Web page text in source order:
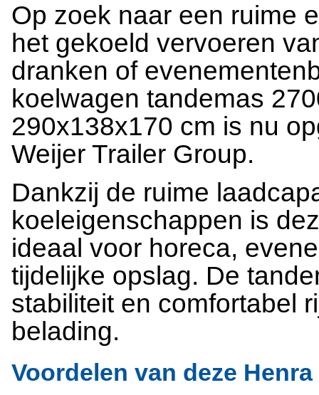
Op zoek naar een ruime
het gekoeld vervoeren
dranken of
koelwagen tandemas
290x138x170 cm is nu
Weijer Trailer Group.
Dankzij de ruime
koeleigenschappen is
ideaal voor horeca,
tijdelijke opslag. De
stabiliteit en comfortabel
belading.
Voordelen van deze